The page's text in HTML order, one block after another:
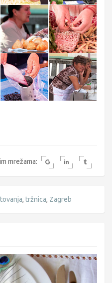
mrežama:
, tržnica, Zagreb